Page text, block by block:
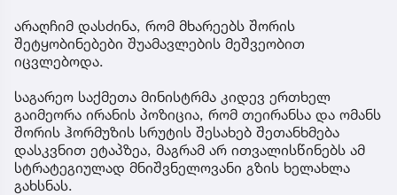
არაღჩიმ დასძინა, რომ მხარეებს შორის
შეტყობინებები შუამავლების მეშვეობით
იცვლებოდა.
საგარეო საქმეთა მინისტრმა კიდევ ერთხელ
გაიმეორა ირანის პოზიცია, რომ თეირანსა და ომანს
შორის ჰორმუზის სრუტის შესახებ შეთანხმება
დასკვნით ეტაპზეა, მაგრამ არ ითვალისწინებს ამ
სტრატეგიულად მნიშვნელოვანი გზის ხელახლა
გახსნას.